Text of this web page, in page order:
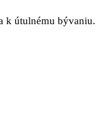
k útulnému bývaniu.